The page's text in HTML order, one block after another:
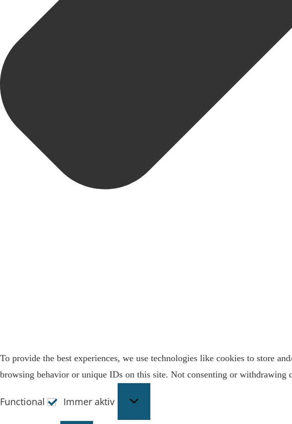
To provide the best experiences, we use technologies like cookies to store
browsing behavior or unique IDs on this site. Not consenting or withdrawing
Functional Immer aktiv